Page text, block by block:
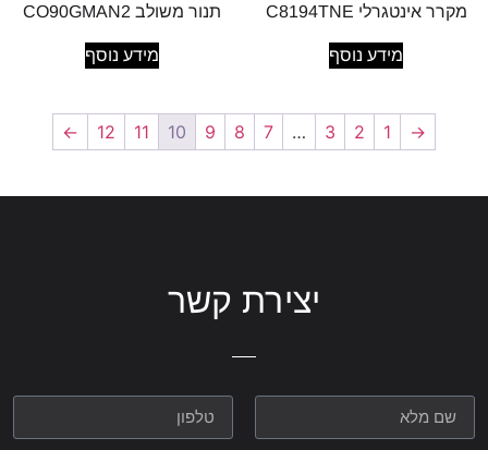
מקרר אינטגרלי C8194TNE
מידע נוסף
תנור משולב CO90GMAN2
מידע נוסף
→
1
2
3
…
7
8
9
10
11
12
←
יצירת קשר